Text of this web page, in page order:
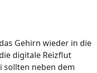
Gehirn wieder in die
digitale Reizflut
sollten neben dem